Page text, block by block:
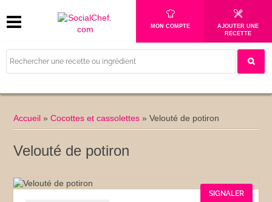
MON COMPTE
AJOUTER UNE
RECETTE
Accueil »Cocottes et cassolettes »Velouté de potiron
Velouté de potiron
SIGNALER